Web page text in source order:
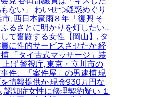
ない」 わいせつ疑惑めぐり
, 西日本豪雨８年「復興 そ
るさとに明かりを灯したい…
て奮闘する女性【岡山】, タ
に性的サービスさせたか 経
「タイ古式マッサージ」装
上げ 警視庁, 東京・立川市の
件、「案件屋」の男逮捕 現
情報提供か 現金930万円な
認知症女性に修理契約疑い １